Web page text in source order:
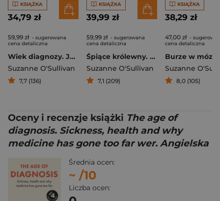
KSIĄŻKA
34,79 zł
59,99 zł - sugerowana
cena detaliczna
Wiek diagnozy. Jak obsesja na punkcie zdrowia czyni nas bardziej chorymi
Suzanne O'Sullivan
7,7 (136)
KSIĄŻKA
39,99 zł
59,99 zł - sugerowana
cena detaliczna
Śpiące królewny. Tajemnicze przypadki ze świata neurologii
Suzanne O'Sullivan
7,1 (209)
KSIĄŻKA
38,29 zł
47,00 zł -
cena detaliczna
Suzanne
8,0 (105)
Oceny i recenzje książki The age of
diagnosis. Sickness, health and why
medicine has gone too far wer. Angielska
Średnia ocen:
~ /10
Liczba ocen: